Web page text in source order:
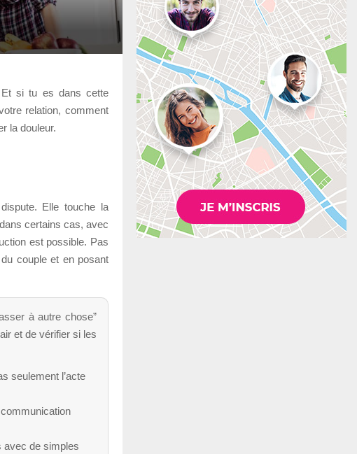
si tu es dans cette
relation, comment
la douleur.
Elle touche la
certains cas, avec
est possible. Pas
couple et en posant
à autre chose”
et de vérifier si les
seulement l’acte
avec de simples